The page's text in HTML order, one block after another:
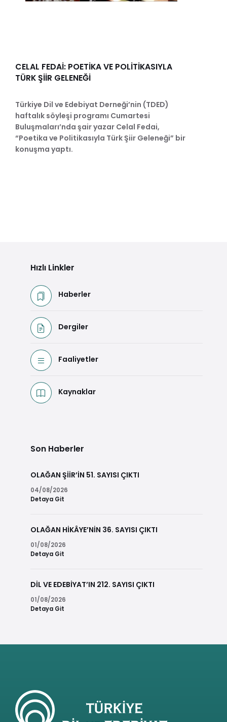
CELAL FEDAİ: POETİKA VE POLİTİKASIYLA
TÜRK ŞİİR GELENEĞİ
Türkiye Dil ve Edebiyat Derneği’nin (TDED)
haftalık söyleşi programı Cumartesi
Buluşmaları’nda şair yazar Celal Fedai,
“Poetika ve Politikasıyla Türk Şiir Geleneği” bir
konuşma yaptı.
Hızlı Linkler
Haberler
Dergiler
Faaliyetler
Kaynaklar
Son Haberler
OLAĞAN ŞİİR’İN 51. SAYISI ÇIKTI
04/08/2026
Detaya Git
OLAĞAN HİKÂYE’NİN 36. SAYISI ÇIKTI
01/08/2026
Detaya Git
DİL VE EDEBİYAT’IN 212. SAYISI ÇIKTI
01/08/2026
Detaya Git